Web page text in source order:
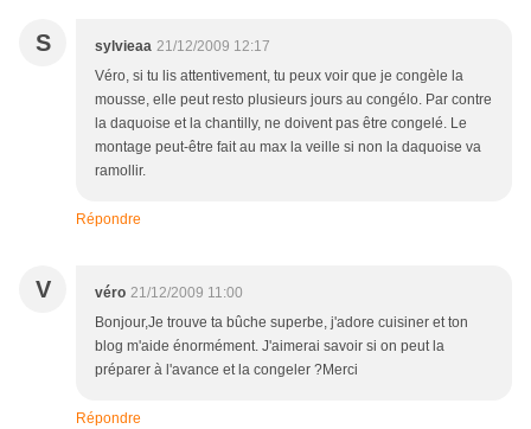
S sylvieaa 21/12/2009 12:17
Véro, si tu lis attentivement, tu peux voir que je congèle la
mousse, elle peut resto plusieurs jours au congélo. Par contre
la daquoise et la chantilly, ne doivent pas être congelé. Le
montage peut-être fait au max la veille si non la daquoise va
ramollir.
Répondre
V véro 21/12/2009 11:00
Bonjour,Je trouve ta bûche superbe, j'adore cuisiner et ton
blog m'aide énormément. J'aimerai savoir si on peut la
préparer à l'avance et la congeler ?Merci
Répondre